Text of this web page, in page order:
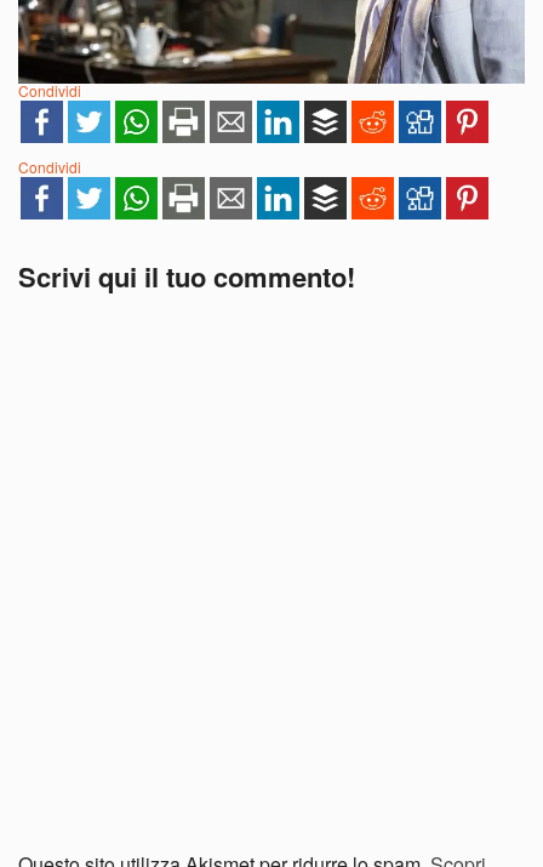
Condividi
Condividi
Scrivi qui il tuo commento!